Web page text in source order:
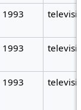
1993
1993
1993